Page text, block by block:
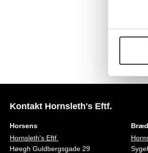
Vi
Kontakt Hornsleth's Eftf.
Horsens
Hornsleth's Eftf.
Høegh Guldbergsgade 29